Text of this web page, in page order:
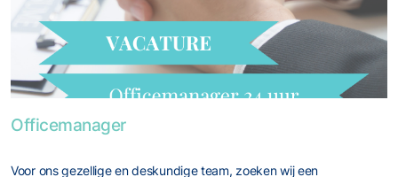
Officemanager
Voor ons gezellige en deskundige team, zoeken wij een